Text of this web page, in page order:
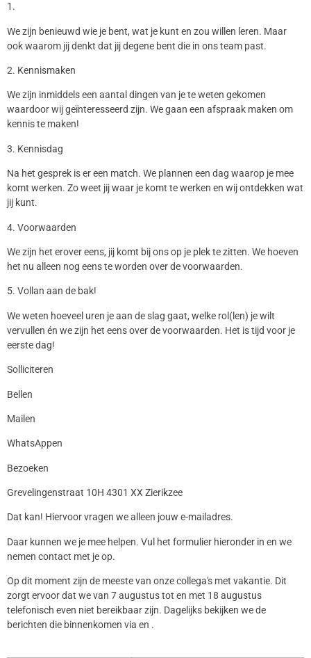
1.
We zijn benieuwd wie je bent, wat je kunt en zou willen leren. Maar
ook waarom jij denkt dat jij degene bent die in ons team past.
2. Kennismaken
We zijn inmiddels een aantal dingen van je te weten gekomen
waardoor wij geïnteresseerd zijn. We gaan een afspraak maken om
kennis te maken!
3. Kennisdag
Na het gesprek is er een match. We plannen een dag waarop je mee
komt werken. Zo weet jij waar je komt te werken en wij ontdekken wat
jij kunt.
4. Voorwaarden
We zijn het erover eens, jij komt bij ons op je plek te zitten. We hoeven
het nu alleen nog eens te worden over de voorwaarden.
5. Vollan aan de bak!
We weten hoeveel uren je aan de slag gaat, welke rol(len) je wilt
vervullen én we zijn het eens over de voorwaarden. Het is tijd voor je
eerste dag!
Solliciteren
Bellen
Mailen
WhatsAppen
Bezoeken
Grevelingenstraat 10H 4301 XX Zierikzee
Dat kan! Hiervoor vragen we alleen jouw e-mailadres.
Daar kunnen we je mee helpen. Vul het formulier hieronder in en we
nemen contact met je op.
Op dit moment zijn de meeste van onze collega's met vakantie. Dit
zorgt ervoor dat we van 7 augustus tot en met 18 augustus
telefonisch even niet bereikbaar zijn. Dagelijks bekijken we de
berichten die binnenkomen via en .